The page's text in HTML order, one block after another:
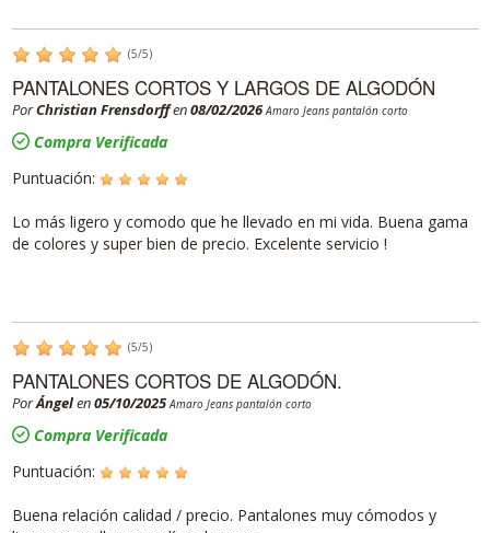
(5/5)
PANTALONES CORTOS Y LARGOS DE ALGODÓN
PorChristian Frensdorffen08/02/2026 Amaro Jeans pantalón corto
Compra Verificada
Puntuación:
Lo más ligero y comodo que he llevado en mi vida. Buena gama
de colores y super bien de precio. Excelente servicio !
(5/5)
PANTALONES CORTOS DE ALGODÓN.
PorÁngelen05/10/2025 Amaro Jeans pantalón corto
Compra Verificada
Puntuación:
Buena relación calidad / precio. Pantalones muy cómodos y